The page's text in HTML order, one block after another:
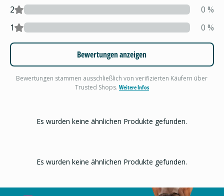
2 0 %
1
0 %
Bewertungen anzeigen
Bewertungen stammen ausschließlich von verifizierten Käufern über
Trusted Shops. Weitere Infos
Es wurden keine ähnlichen Produkte gefunden.
Es wurden keine ähnlichen Produkte gefunden.